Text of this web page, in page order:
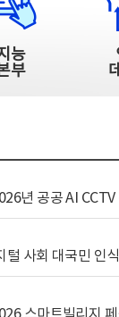
능
부
털 사회 대국민 인